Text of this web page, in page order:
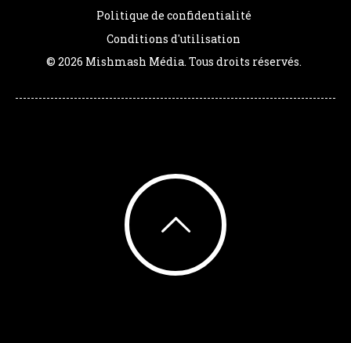
Politique de confidentialité
Conditions d'utilisation
© 2026 Mishmash Média. Tous droits réservés.